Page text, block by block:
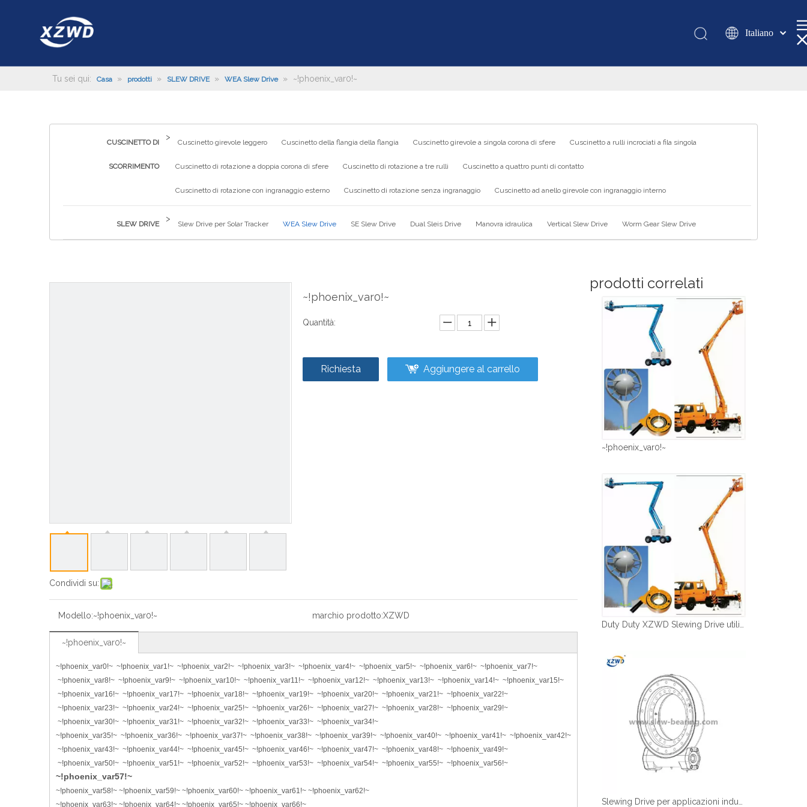
Italiano
românesc
Pусский
العربية
Tu sei qui: Casa » prodotti » SLEW DRIVE » WEA Slew Drive » ~!phoenix_var0!~
CUSCINETTO DI
SCORRIMENTO
>
Cuscinetto girevole leggero Cuscinetto della flangia della flangia Cuscinetto girevole a singola corona di sfere Cuscinetto a rulli incrociati a fila singola
Cuscinetto di rotazione a doppia corona di sfere Cuscinetto di rotazione a tre rulli Cuscinetto a quattro punti di contatto
Cuscinetto di rotazione con ingranaggio esterno Cuscinetto di rotazione senza ingranaggio Cuscinetto ad anello girevole con ingranaggio interno
SLEW DRIVE
>
Slew Drive per Solar Tracker WEA Slew Drive SE Slew Drive Dual Sleis Drive Manovra idraulica Vertical Slew Drive Worm Gear Slew Drive
Condividi su:
~!phoenix_var0!~
Quantità:
Richiesta Aggiungere al carrello
Modello:~!phoenix_var0!~ marchio prodotto:XZWD
~!phoenix_var0!~
~!phoenix_var0!~ ~!phoenix_var1!~ ~!phoenix_var2!~ ~!phoenix_var3!~ ~!phoenix_var4!~ ~!phoenix_var5!~ ~!phoenix_var6!~ ~!phoenix_var7!~
~!phoenix_var8!~ ~!phoenix_var9!~ ~!phoenix_var10!~ ~!phoenix_var11!~ ~!phoenix_var12!~ ~!phoenix_var13!~ ~!phoenix_var14!~ ~!phoenix_var15!~
~!phoenix_var16!~ ~!phoenix_var17!~ ~!phoenix_var18!~ ~!phoenix_var19!~ ~!phoenix_var20!~ ~!phoenix_var21!~ ~!phoenix_var22!~
~!phoenix_var23!~ ~!phoenix_var24!~ ~!phoenix_var25!~ ~!phoenix_var26!~ ~!phoenix_var27!~ ~!phoenix_var28!~ ~!phoenix_var29!~
~!phoenix_var30!~ ~!phoenix_var31!~ ~!phoenix_var32!~ ~!phoenix_var33!~ ~!phoenix_var34!~
~!phoenix_var35!~ ~!phoenix_var36!~ ~!phoenix_var37!~ ~!phoenix_var38!~ ~!phoenix_var39!~ ~!phoenix_var40!~ ~!phoenix_var41!~ ~!phoenix_var42!~
~!phoenix_var43!~ ~!phoenix_var44!~ ~!phoenix_var45!~ ~!phoenix_var46!~ ~!phoenix_var47!~ ~!phoenix_var48!~ ~!phoenix_var49!~
~!phoenix_var50!~ ~!phoenix_var51!~ ~!phoenix_var52!~ ~!phoenix_var53!~ ~!phoenix_var54!~ ~!phoenix_var55!~ ~!phoenix_var56!~
~!phoenix_var57!~
~!phoenix_var58!~ ~!phoenix_var59!~ ~!phoenix_var60!~ ~!phoenix_var61!~ ~!phoenix_var62!~
~!phoenix_var63!~ ~!phoenix_var64!~ ~!phoenix_var65!~ ~!phoenix_var66!~
prodotti correlati
~!phoenix_var0!~